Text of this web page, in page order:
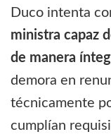
Duco intenta
ministra capaz
de manera
demora en
técnicamente
cumplían